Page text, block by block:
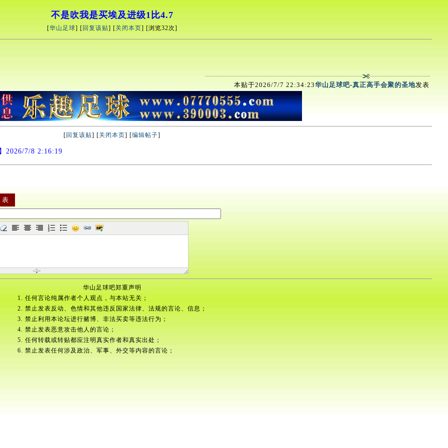
不是吹我是买埃及进级1比4.7
[华山足球] [ 回复该贴] [关闭本页] [浏览32次]
本贴于2026/7/7 22:34:23华山足球吧-真正高手会聚的圣地发表
[ 回复该贴] [关闭本页] [编辑帖子]
2026/7/8 2:16:19
华山足球吧郑重声明
1. 任何言论纯属作者个人观点，与本站无关；
2. 禁止发表反动、色情和其他违反国家法律、法规的言论、信息；
3. 禁止利用本论坛进行赌博、非法买卖等违法行为；
4. 禁止发表恶意攻击他人的言论；
5. 任何转载或转贴都应注明真实作者和真实出处；
6. 禁止发表任何涉及政治、军事、外交等内容的言论；